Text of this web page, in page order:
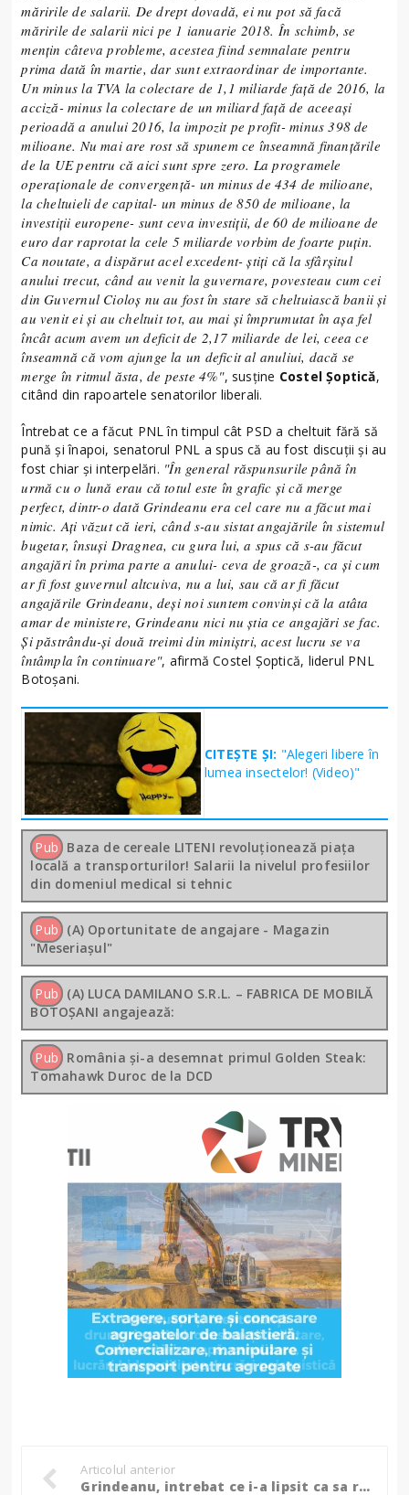
măririle de salarii. De drept dovadă, ei nu pot să facă
măririle de salarii nici pe 1 ianuarie 2018. În schimb, se
menţin câteva probleme, acestea fiind semnalate pentru
prima dată în martie, dar sunt extraordinar de importante.
Un minus la TVA la colectare de 1,1 miliarde faţă de 2016, la
acciză- minus la colectare de un miliard faţă de aceeaşi
perioadă a anului 2016, la impozit pe profit- minus 398 de
milioane. Nu mai are rost să spunem ce înseamnă finanţările
de la UE pentru că aici sunt spre zero. La programele
operaţionale de convergenţă- un minus de 434 de milioane,
la cheltuieli de capital- un minus de 850 de milioane, la
investiţii europene- sunt ceva investiţii, de 60 de milioane de
euro dar raprotat la cele 5 miliarde vorbim de foarte puţin.
Ca noutate, a dispărut acel excedent- ştiţi că la sfârşitul
anului trecut, când au venit la guvernare, povesteau cum cei
din Guvernul Cioloş nu au fost în stare să cheltuiască banii şi
au venit ei şi au cheltuit tot, au mai şi împrumutat în aşa fel
încât acum avem un deficit de 2,17 miliarde de lei, ceea ce
înseamnă că vom ajunge la un deficit al anuliui, dacă se
merge în ritmul ăsta, de peste 4%", susţine Costel Şoptică,
citând din rapoartele senatorilor liberali.
Întrebat ce a făcut PNL în timpul cât PSD a cheltuit fără să
pună şi înapoi, senatorul PNL a spus că au fost discuţii şi au
fost chiar şi interpelări. "În general răspunsurile până în
urmă cu o lună erau că totul este în grafic şi că merge
perfect, dintr-o dată Grindeanu era cel care nu a făcut mai
nimic. Aţi văzut că ieri, când s-au sistat angajările în sistemul
bugetar, însuşi Dragnea, cu gura lui, a spus că s-au făcut
angajări în prima parte a anului- ceva de groază-, ca şi cum
ar fi fost guvernul altcuiva, nu a lui, sau că ar fi făcut
angajările Grindeanu, deşi noi suntem convinşi că la atâta
amar de ministere, Grindeanu nici nu ştia ce angajări se fac.
Şi păstrându-şi două treimi din miniştri, acest lucru se va
întâmpla în continuare", afirmă Costel Şoptică, liderul PNL
Botoşani.
CITEȘTE ȘI: "Alegeri libere în
lumea insectelor! (Video)"
Pub Baza de cereale LITENI revoluționează piața
locală a transporturilor! Salarii la nivelul profesiilor
din domeniul medical si tehnic
Pub (A) Oportunitate de angajare - Magazin
"Meseriașul"
Pub (A) LUCA DAMILANO S.R.L. – FABRICA DE MOBILĂ
BOTOȘANI angajează:
Pub România și-a desemnat primul Golden Steak:
Tomahawk Duroc de la DCD
Articolul anterior
Grindeanu, intrebat ce i-a lipsit ca sa reziste in functia de premier: Pupincurismul!